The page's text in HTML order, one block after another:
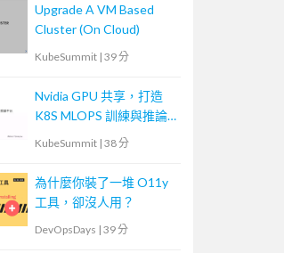
Upgrade A VM Based
Cluster (On Cloud)
KubeSummit | 39 分
Nvidia GPU 共享，打造
K8S MLOPS 訓練與推論
KubeSummit | 38 分
為什麼你裝了一堆 O11y
工具，卻沒人用？
DevOpsDays | 39 分